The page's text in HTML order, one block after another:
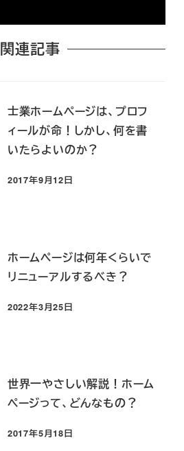
関連記事
士業ホームページは、プロフ
ィールが命！しかし、何を書
いたらよいのか？
投稿日
2017年9月12日
ホームページは何年くらいで
リニューアルするべき？
投稿日
2022年3月25日
世界一やさしい解説！ホーム
ページって、どんなもの？
投稿日
2017年5月18日